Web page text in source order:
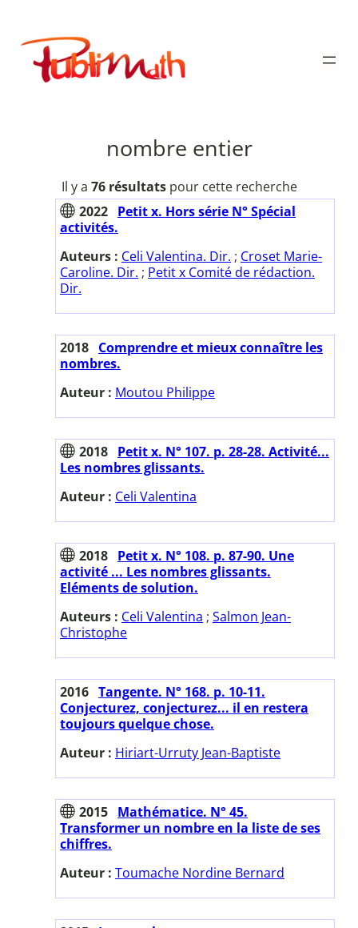
contenu
Publimath
nombre entier
Il y a 76 résultatspour cette recherche
2022 Petit x. Hors série N° Spécial
activités.
Auteurs : Celi Valentina. Dir. ; Croset Marie-
Caroline. Dir. ; Petit x Comité de rédaction.
Dir.
2018 Comprendre et mieux connaître les
nombres.
Auteur : Moutou Philippe
2018 Petit x. N° 107. p. 28-28. Activité...
Les nombres glissants.
Auteur : Celi Valentina
2018 Petit x. N° 108. p. 87-90. Une
activité ... Les nombres glissants.
Eléments de solution.
Auteurs : Celi Valentina ; Salmon Jean-
Christophe
2016 Tangente. N° 168. p. 10-11.
Conjecturez, conjecturez... il en restera
toujours quelque chose.
Auteur : Hiriart-Urruty Jean-Baptiste
2015 Mathématice. N° 45.
Transformer un nombre en la liste de ses
chiffres.
Auteur : Toumache Nordine Bernard